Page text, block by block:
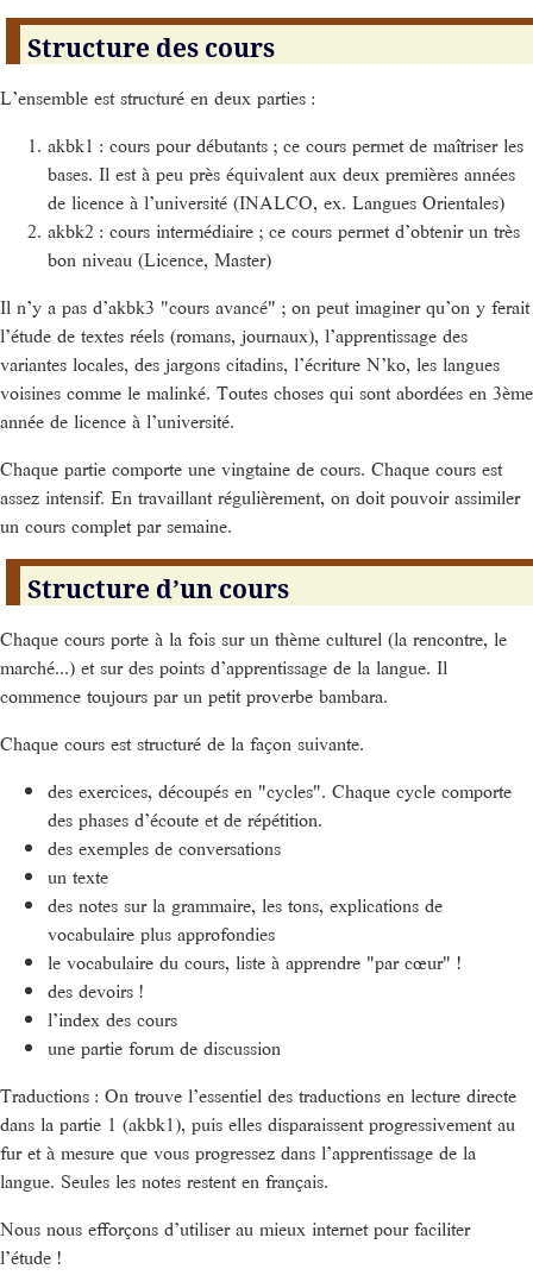
Structure des cours
L’ensemble est structuré en deux parties :
akbk1 : cours pour débutants ; ce cours permet de maîtriser les
bases. Il est à peu près équivalent aux deux premières années
de licence à l’université (INALCO, ex. Langues Orientales)
akbk2 : cours intermédiaire ; ce cours permet d’obtenir un très
bon niveau (Licence, Master)
Il n’y a pas d’akbk3 "cours avancé" ; on peut imaginer qu’on y ferait
l’étude de textes réels (romans, journaux), l’apprentissage des
variantes locales, des jargons citadins, l’écriture N’ko, les langues
voisines comme le malinké. Toutes choses qui sont abordées en 3ème
année de licence à l’université.
Chaque partie comporte une vingtaine de cours. Chaque cours est
assez intensif. En travaillant régulièrement, on doit pouvoir assimiler
un cours complet par semaine.
Structure d’un cours
Chaque cours porte à la fois sur un thème culturel (la rencontre, le
marché...) et sur des points d’apprentissage de la langue. Il
commence toujours par un petit proverbe bambara.
Chaque cours est structuré de la façon suivante.
des exercices, découpés en "cycles". Chaque cycle comporte
des phases d’écoute et de répétition.
des exemples de conversations
un texte
des notes sur la grammaire, les tons, explications de
vocabulaire plus approfondies
le vocabulaire du cours, liste à apprendre "par cœur" !
des devoirs !
l’index des cours
une partie forum de discussion
Traductions : On trouve l’essentiel des traductions en lecture directe
dans la partie 1 (akbk1), puis elles disparaissent progressivement au
fur et à mesure que vous progressez dans l’apprentissage de la
langue. Seules les notes restent en français.
Nous nous efforçons d’utiliser au mieux internet pour faciliter
l’étude !